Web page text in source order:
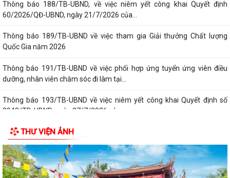
Thông báo 188/TB-UBND, về việc niêm yết công khai Quyết định
60/2026/QĐ-UBND, ngày 21/7/2026 của...
Thông báo 189/TB-UBND về việc tham gia Giải thưởng Chất lượng
Quốc Gia năm 2026
Thông báo 191/TB-UBND về việc phối hợp ứng tuyển ứng viên điều
dưỡng, nhân viên chăm sóc đi làm tại...
Thông báo 193/TB-UBND về việc niêm yết công khai Quyết định số
2943/TB-UBND, ngày 27/7/2026 của...
THƯ VIỆN ẢNH